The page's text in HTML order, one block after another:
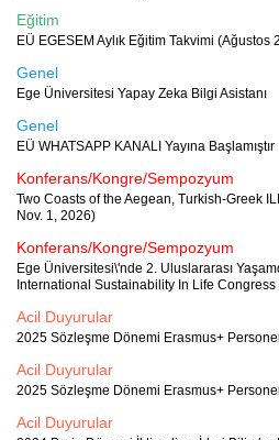
Eğitim
EÜ EGESEM Aylık Eğitim Takvimi (Ağustos
Genel
Ege Üniversitesi Yapay Zeka Bilgi Asistanı
Genel
EÜ WHATSAPP KANALI Yayına Başlamıştır
Konferans/Kongre/Sempozyum
Two Coasts of the Aegean, Turkish-Greek
Nov. 1, 2026)
Konferans/Kongre/Sempozyum
Ege Üniversitesi\'nde 2. Uluslararası
International Sustainability In Life
Acil Duyurular
2025 Sözleşme Dönemi Erasmus+
Acil Duyurular
2025 Sözleşme Dönemi Erasmus+
Acil Duyurular